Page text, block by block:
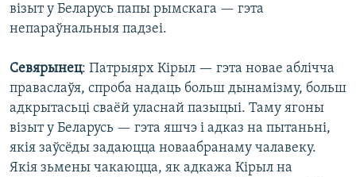
візыт у Беларусь папы рымскага — гэта
непараўнальныя падзеі.
Севярынец: Патрыярх Кірыл — гэта новае аблічча
праваслаўя, спроба надаць больш дынамізму, больш
адкрытасьці сваёй уласнай пазыцыі. Таму ягоны
візыт у Беларусь — гэта яшчэ і адказ на пытаньні,
якія заўсёды задаюцца новаабранаму чалавеку.
Якія зьмены чакаюцца, як адкажа Кірыл на